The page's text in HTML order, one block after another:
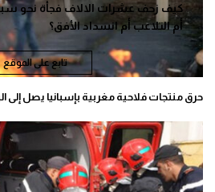
كيف زحف عشرات الالاف فجأة نحو
أم التلاعب أم انسداد الأفق؟
تابع على الموقع
حرق منتجات فلاحية مغربية بإسبانيا يصل إلى